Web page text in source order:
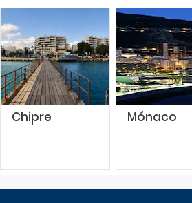
Chipre Mónaco